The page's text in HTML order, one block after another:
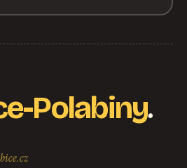
Polabiny.